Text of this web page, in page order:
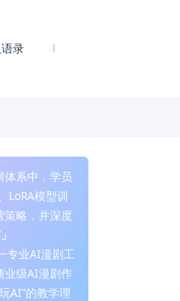
录
体系中，学员
LoRA模型训
策略，并深度
专业AI漫剧工
业级AI漫剧作
AI”的教学理